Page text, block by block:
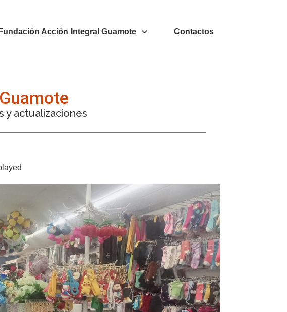
Fundación Acción Integral Guamote Contactos
y actualizaciones